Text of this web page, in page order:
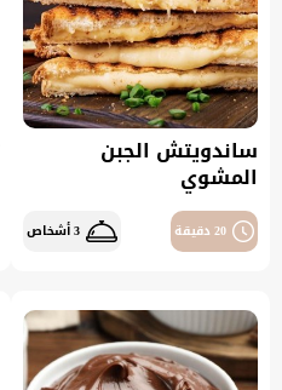
ساندويتش الجبن
المشوي
20 دقيقة 3 أشخاص